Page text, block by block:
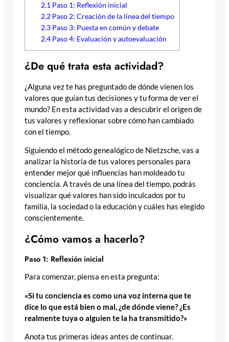
2.1 Paso 1: Reflexión inicial
2.2Paso 2: Creación de la línea del tiempo
2.3Paso 3: Puesta en común y debate
2.4Paso 4: Evaluación y autoevaluación
¿De qué trata esta actividad?
¿Alguna vez te has preguntado de dónde vienen los
valores que guían tus decisiones y tu forma de ver el
mundo? En esta actividad vas a descubrir el origen de
tus valores y reflexionar sobre cómo han cambiado
con el tiempo.
Siguiendo el método genealógico de Nietzsche, vas a
analizar la historia de tus valores personales para
entender mejor qué influencias han moldeado tu
conciencia. A través de una línea del tiempo, podrás
visualizar qué valores han sido inculcados por tu
familia, la sociedad o la educación y cuáles has elegido
conscientemente.
¿Cómo vamos a hacerlo?
Paso 1: Reflexión inicial
Para comenzar, piensa en esta pregunta:
«Si tu conciencia es como una voz interna que te
dice lo que está bien o mal, ¿de dónde viene? ¿Es
realmente tuya o alguien te la ha transmitido?»
Anota tus primeras ideas antes de continuar.